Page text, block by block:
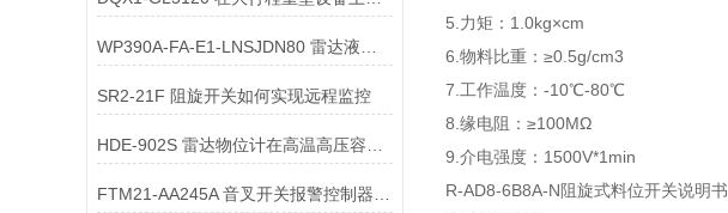
SR2-21F 阻旋开关如何实现远程监控
5.力矩：1.0kg×cm
6.物料比重：≥0.5g/cm3
7.工作温度：-10℃-80℃
8.缘电阻：≥100MΩ
9.介电强度：1500V*1min
R-AD8-6B8A-N阻旋式料位开关说明书